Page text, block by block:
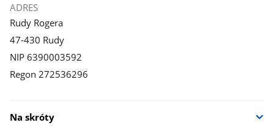
ADRES
Rudy Rogera
47-430 Rudy
NIP 6390003592
Regon 272536296
Na skróty